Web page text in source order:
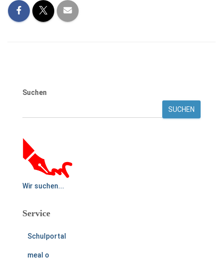
Suchen
SUCHEN
Wir suchen...
Service
Schulportal
meal o